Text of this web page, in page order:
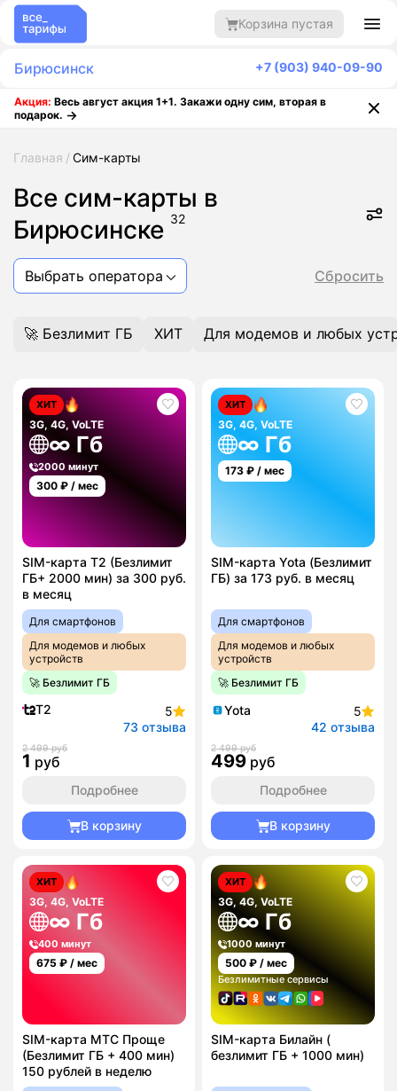
Корзина пустая
Бирюсинск +7 (903) 940-09-90
Акция: Весь август акция 1+1. Закажи одну сим, вторая в
подарок.
Главная Сим-карты
Все сим-карты в
Бирюсинске 32
Выбрать оператора Сбросить
🚀 Безлимит ГБ ХИТ Для модемов и любых
ХИТ
3G, 4G, VoLTE
∞ Гб
2000 минут
300 ₽ / мес
SIM-карта T2 (Безлимит
ГБ+ 2000 мин) за 300 руб.
в месяц
Для смартфонов
Для модемов и любых
устройств
🚀 Безлимит ГБ
T2
5
73 отзыва
2 499 руб
1 руб
Подробнее
В корзину
ХИТ
3G, 4G, VoLTE
∞ Гб
173 ₽ / мес
SIM-карта Yota (Безлимит
ГБ) за 173 руб. в месяц
Для смартфонов
Для модемов и любых
устройств
🚀 Безлимит ГБ
Yota
5
42 отзыва
2 499 руб
499 руб
Подробнее
В корзину
ХИТ
3G, 4G, VoLTE
∞ Гб
400 минут
675 ₽ / мес
SIM-карта МТС Проще
(Безлимит ГБ + 400 мин)
150 рублей в неделю
ХИТ
3G, 4G, VoLTE
∞ Гб
1000 минут
500 ₽ / мес
Безлимитные сервисы
SIM-карта Билайн (
безлимит ГБ + 1000 мин)